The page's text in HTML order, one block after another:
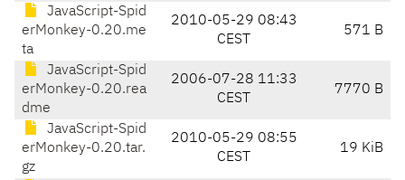
JavaScript-Spid
erMonkey-0.20.me
ta
2010-05-29 08:43
CEST
571 B
JavaScript-Spid
erMonkey-0.20.rea
dme
2006-07-28 11:33
CEST
7770 B
JavaScript-Spid
erMonkey-0.20.tar.
gz
2010-05-29 08:55
CEST
19 KiB